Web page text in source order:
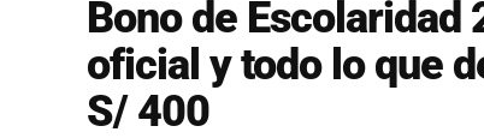
Bono de
oficial y todo lo que
S/ 400